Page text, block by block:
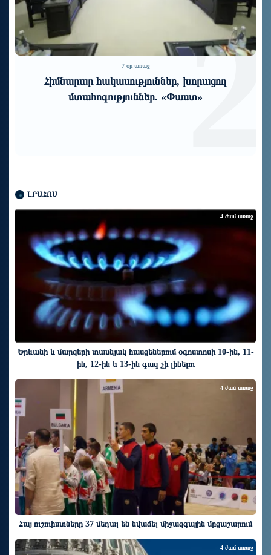
ԼՐԱՀՈՍ
Երևանի և մարզերի տասնյակ հասցեներում օգոստոսի 10-ին, 11-
ին, 12-ին և 13-ին գազ չի լինելու
4 ժամ առաջ
Հայ ուշուիստները 37 մեդալ են նվաճել միջազգային մրցաշարում
4 ժամ առաջ
4 ժամ առաջ
7 օր առաջ
Հիմնարար հակասություններ, խորացող
մտահոգություններ. «Փաստ»2